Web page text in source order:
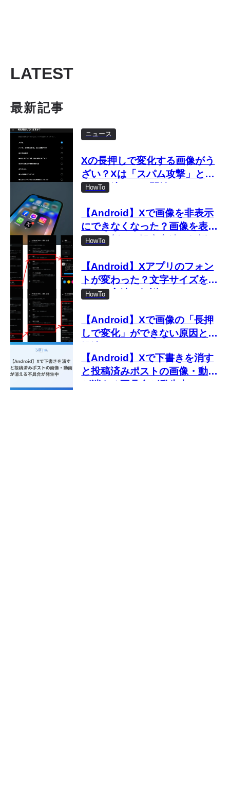
LATEST
最新記事
ニュース
Xの長押しで変化する画像がう
ざい？Xは「スパム攻撃」とし
て取り締まりを開始
HowTo
【Android】Xで画像を非表示
にできなくなった？画像を表示
しない新しい設定方法を解説
HowTo
【Android】Xアプリのフォン
トが変わった？文字サイズを変
更する方法を解説
HowTo
【Android】Xで画像の「長押
しで変化」ができない原因と対
【Android】Xで下書きを消す
と投稿済みポストの画像・動画